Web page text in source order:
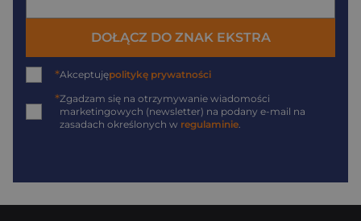
DOŁĄCZ DO ZNAK EKSTRA
*Akceptujępolitykę prywatności
*Zgadzam się na otrzymywanie wiadomości
marketingowych (newsletter) na podany e-mail na
zasadach określonych w regulaminie